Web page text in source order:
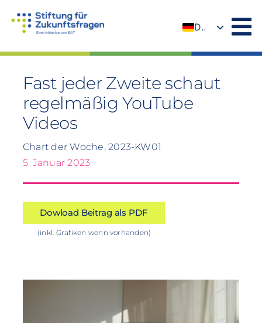
Inhalt
DE
Fast jeder Zweite schaut
regelmäßig YouTube
Videos
Chart der Woche, 2023-KW01
5. Januar 2023
Dowload Beitrag als PDF
(inkl. Grafiken wenn vorhanden)